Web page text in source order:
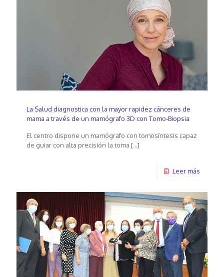
La Salud diagnostica con la mayor rapidez cánceres de
mama a través de un mamógrafo 3D con Tomo-Biopsia
El centro dispone un mamógrafo con tomosíntesis capaz
de guiar con alta precisión la toma […]
Leer más